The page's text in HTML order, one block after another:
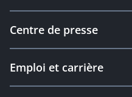
Centre de presse
Emploi et carrière